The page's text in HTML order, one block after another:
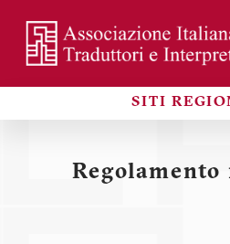
contenuto
principale
Sezioni
SITI
Regolamento